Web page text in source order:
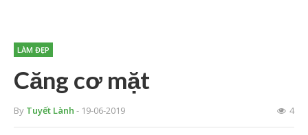
LÀM ĐẸP
Căng cơ mặt
By Tuyết Lành - 19-06-2019 4